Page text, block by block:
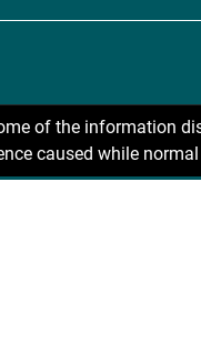
of the information
caused while